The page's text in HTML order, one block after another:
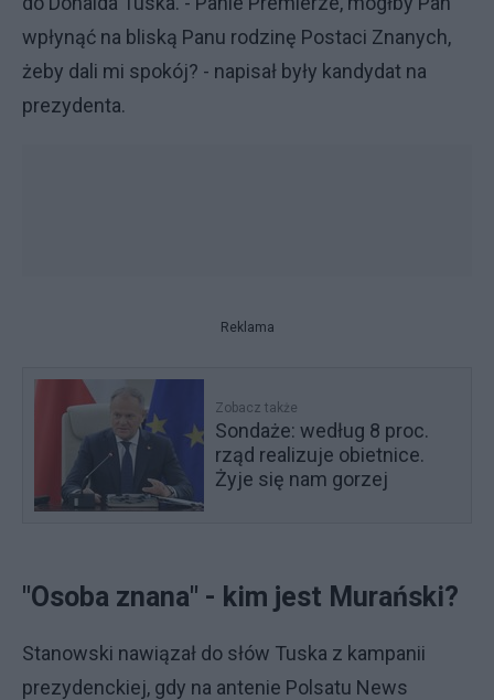
wpłynąć na bliską Panu rodzinę Postaci Znanych,
żeby dali mi spokój? - napisał były kandydat na
prezydenta.
Reklama
Zobacz także
Sondaże: według 8 proc.
rząd realizuje obietnice.
Żyje się nam gorzej
"Osoba znana" - kim jest Murański?
Stanowski nawiązał do słów Tuska z kampanii
prezydenckiej, gdy na antenie Polsatu News